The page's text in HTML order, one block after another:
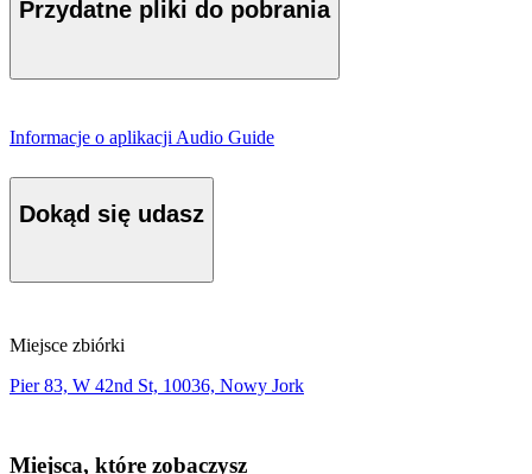
Przydatne pliki do pobrania
Informacje o aplikacji Audio Guide
Dokąd się udasz
Miejsce zbiórki
Pier 83, W 42nd St, 10036, Nowy Jork
Miejsca, które zobaczysz